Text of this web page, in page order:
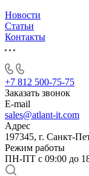
Новости
Статьи
Контакты
+7 812 500-75-75
Заказать звонок
E-mail
sales@atlant-it.com
Адрес
197345, г. Санкт-
Режим работы
ПН-ПТ с 09:00 до